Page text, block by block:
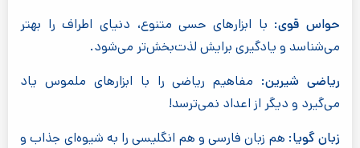
حواس قوی: با ابزارهای حسی متنوع، دنیای اطراف را بهتر
می‌شناسد و یادگیری برایش لذت‌بخش‌تر می‌شود.
ریاضی شیرین: مفاهیم ریاضی را با ابزارهای ملموس یاد
می‌گیرد و دیگر از اعداد نمی‌ترسد!
زبان گویا: هم زبان فارسی و هم انگلیسی را به شیوه‌ای جذاب و